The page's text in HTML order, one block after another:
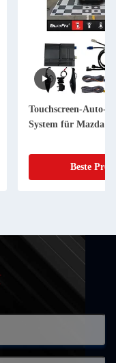
Touchscreen-Auto-
System für Mazda
Beste